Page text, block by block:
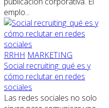
emplo...
RRHH MARKETING
Social recruiting: qué es y
cómo reclutar en redes
sociales
Las redes sociales no solo